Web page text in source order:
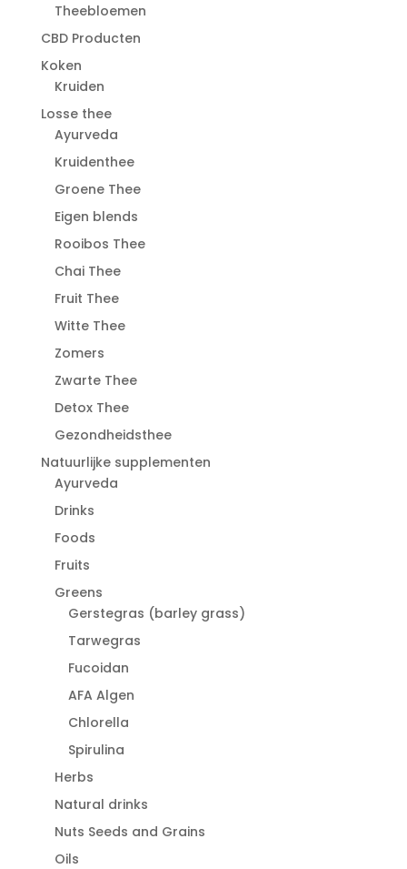
Theebloemen
CBD Producten
Koken
Kruiden
Losse thee
Ayurveda
Kruidenthee
Groene Thee
Eigen blends
Rooibos Thee
Chai Thee
Fruit Thee
Witte Thee
Zomers
Zwarte Thee
Detox Thee
Gezondheidsthee
Natuurlijke supplementen
Ayurveda
Drinks
Foods
Fruits
Greens
Gerstegras (barley grass)
Tarwegras
Fucoidan
AFA Algen
Chlorella
Spirulina
Herbs
Natural drinks
Nuts Seeds and Grains
Oils